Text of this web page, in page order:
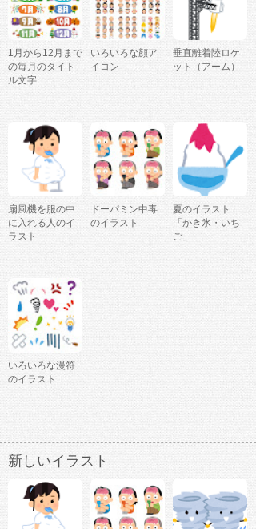
1月から12月まで
の毎月のタイト
ル文字
いろいろな顔ア
イコン
垂直離着陸ロケ
ット（アーム）
扇風機を服の中
に入れる人のイ
ラスト
ドーパミン中毒
のイラスト
夏のイラスト
「かき氷・いち
ご」
いろいろな漫符
のイラスト
新しいイラスト